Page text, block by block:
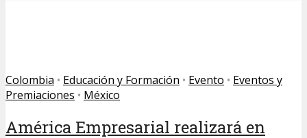
Colombia • Educación y Formación • Evento • Eventos y
Premiaciones • México
América Empresarial realizará en